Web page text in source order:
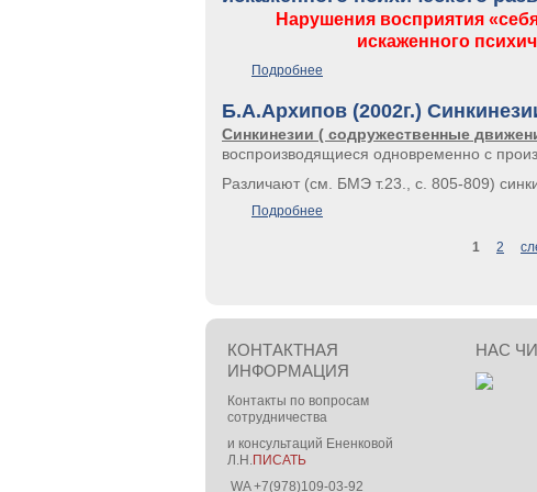
Нарушения восприятия
искаженного
Подробнее
Б.А.Архипов (2002г.)
Синкинезии ( содружественные
воспроизводящиеся одновременно с
Различают (см. БМЭ т.23., с. 805-809)
Подробнее
1 2
КОНТАКТНАЯ
ИНФОРМАЦИЯ
Контакты по вопросам
сотрудничества
и консультаций Ененковой
Л.Н.ПИСАТЬ
WA +7(978)109-03-92
НАС